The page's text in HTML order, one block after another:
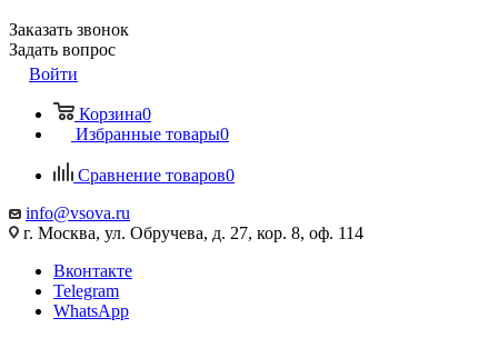
Заказать звонок
Задать вопрос
Войти
Корзина0
Избранные товары0
Сравнение товаров0
info@vsova.ru
г. Москва, ул. Обручева, д. 27, кор. 8, оф. 114
Вконтакте
Telegram
WhatsApp